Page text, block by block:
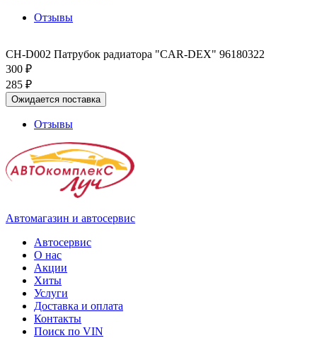
Отзывы
CH-D002 Патрубок радиатора "CAR-DEX" 96180322
300 ₽
285 ₽
Ожидается поставка
Отзывы
Автомагазин и автосервис
Автосервис
О нас
Акции
Хиты
Услуги
Доставка и оплата
Контакты
Поиск по VIN